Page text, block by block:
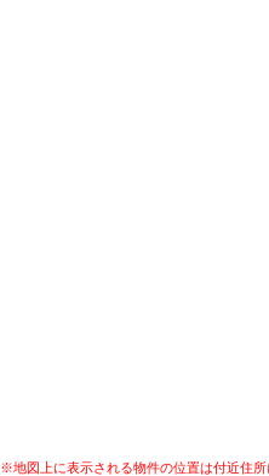
※地図上に表示される物件の位置は付近住